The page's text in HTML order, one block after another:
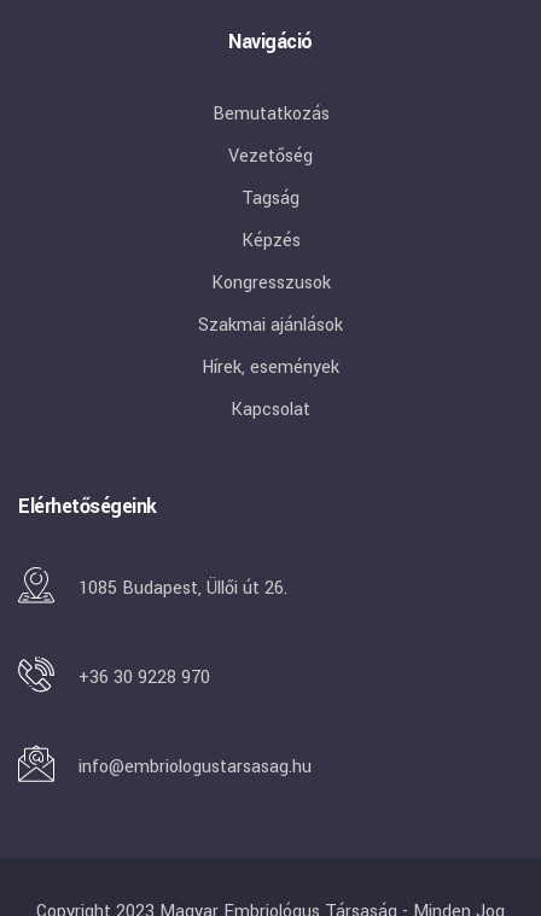
Navigáció
Bemutatkozás
Vezetőség
Tagság
Képzés
Kongresszusok
Szakmai ajánlások
Hírek, események
Kapcsolat
Elérhetőségeink
1085 Budapest, Üllői út 26.
+36 30 9228 970
info@embriologustarsasag.hu